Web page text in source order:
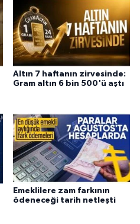
Altın 7 haftanın zirvesinde:
Gram altın 6 bin 500'ü aştı
Emeklilere zam farkının
ödeneceği tarih netleşti